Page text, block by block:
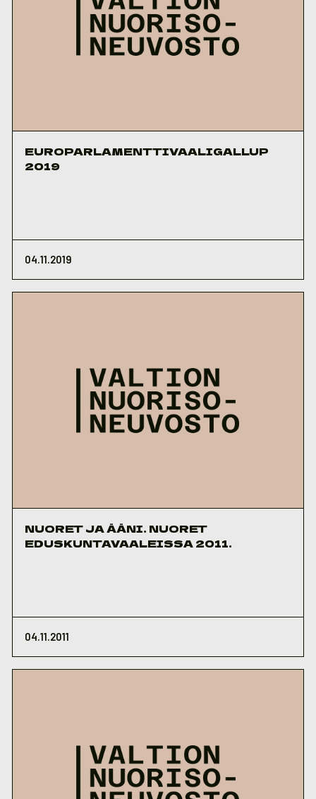
EUROPARLAMENTTIVAALIGALLUP
2019
04.11.2019
NUORET JA ÄÄNI. NUORET
EDUSKUNTAVAALEISSA 2011.
04.11.2011